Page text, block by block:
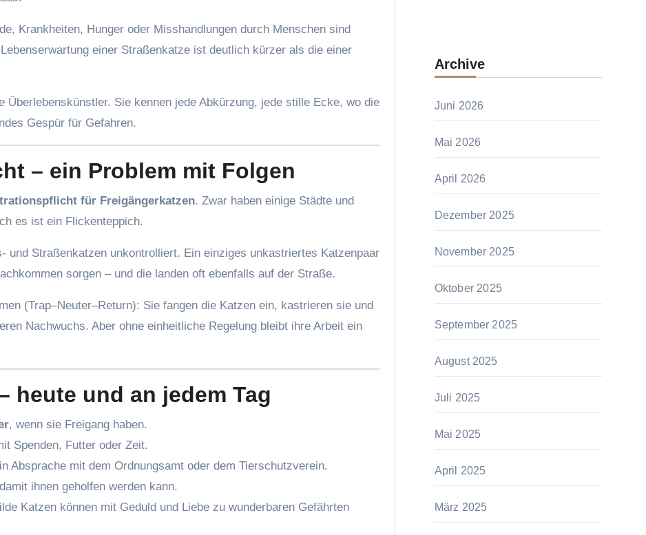
Krankheiten, Hunger oder Misshandlungen durch Menschen sind
einer Straßenkatze ist deutlich kürzer als die einer
Überlebenskünstler. Sie kennen jede Abkürzung, jede stille Ecke, wo die
Gespür für Gefahren.
– ein Problem mit Folgen
für Freigängerkatzen. Zwar haben einige Städte und
es ist ein Flickenteppich.
und Straßenkatzen unkontrolliert. Ein einziges unkastriertes Katzenpaar
sorgen – und die landen oft ebenfalls auf der Straße.
(Trap–Neuter–Return): Sie fangen die Katzen ein, kastrieren sie und
Nachwuchs. Aber ohne einheitliche Regelung bleibt ihre Arbeit ein
heute und an jedem Tag
, wenn sie Freigang haben.
Spenden, Futter oder Zeit.
Absprache mit dem Ordnungsamt oder dem Tierschutzverein.
ihnen geholfen werden kann.
Katzen können mit Geduld und Liebe zu wunderbaren Gefährten
Archive
Juni 2026
Mai 2026
April 2026
Dezember 2025
November 2025
Oktober 2025
September 2025
August 2025
Juli 2025
Mai 2025
April 2025
März 2025